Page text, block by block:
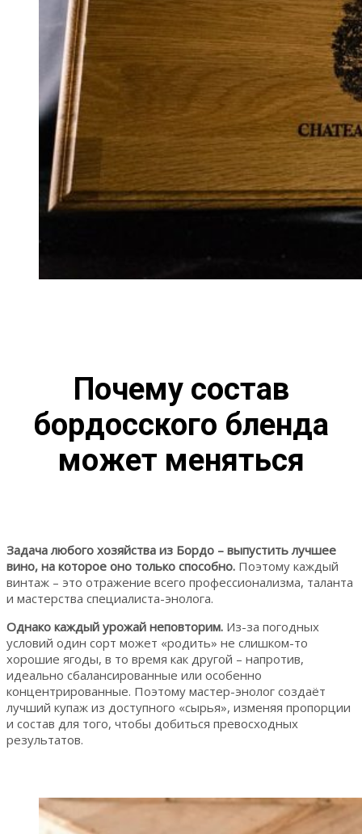
Почему состав
бордосского бленда
может меняться
Задача любого хозяйства из Бордо – выпустить лучшее
вино, на которое оно только способно. Поэтому каждый
винтаж – это отражение всего профессионализма, таланта
и мастерства специалиста-энолога.
Однако каждый урожай неповторим. Из-за погодных
условий один сорт может «родить» не слишком-то
хорошие ягоды, в то время как другой – напротив,
идеально сбалансированные или особенно
концентрированные. Поэтому мастер-энолог создаёт
лучший купаж из доступного «сырья», изменяя пропорции
и состав для того, чтобы добиться превосходных
результатов.